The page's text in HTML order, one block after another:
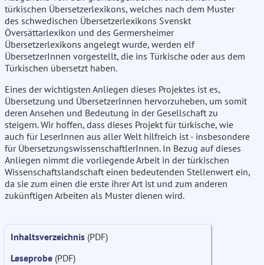
türkischen Übersetzerlexikons, welches nach dem Muster
des schwedischen Übersetzerlexikons Svenskt
Översättarlexikon und des Germersheimer
Übersetzerlexikons angelegt wurde, werden elf
ÜbersetzerInnen vorgestellt, die ins Türkische oder aus dem
Türkischen übersetzt haben.
Eines der wichtigsten Anliegen dieses Projektes ist es,
Übersetzung und ÜbersetzerInnen hervorzuheben, um somit
deren Ansehen und Bedeutung in der Gesellschaft zu
steigern. Wir hoffen, dass dieses Projekt für türkische, wie
auch für LeserInnen aus aller Welt hilfreich ist - insbesondere
für ÜbersetzungswissenschaftlerInnen. In Bezug auf dieses
Anliegen nimmt die vorliegende Arbeit in der türkischen
Wissenschaftslandschaft einen bedeutenden Stellenwert ein,
da sie zum einen die erste ihrer Art ist und zum anderen
zukünftigen Arbeiten als Muster dienen wird.
Inhaltsverzeichnis (PDF)
Leseprobe (PDF)